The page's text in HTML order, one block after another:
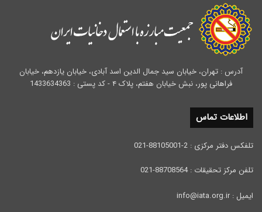
آدرس : تهران، خیابان سید جمال الدین اسد آبادی، خیابان یازدهم، خیابان
فراهانی پور، نبش خیابان هفتم، پلاک ۴ - کد پستی : 1433634363
اطلاعات تماس
تلفکس دفتر مرکزی : 2-88105001-021
تلفن مرکز تحقیقات : 88708564-021
ایمیل : info@iata.org.ir